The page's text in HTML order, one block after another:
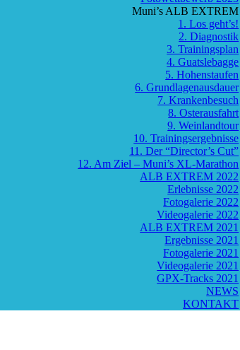
Muni’s ALB EXTREM
1. Los geht’s!
2. Diagnostik
3. Trainingsplan
4. Guatslebagge
5. Hohenstaufen
6. Grundlagenausdauer
7. Krankenbesuch
8. Osterausfahrt
9. Weinlandtour
10. Trainingsergebnisse
11. Der “Director’s Cut”
12. Am Ziel – Muni’s XL-Marathon
ALB EXTREM 2022
Erlebnisse 2022
Fotogalerie 2022
Videogalerie 2022
ALB EXTREM 2021
Ergebnisse 2021
Fotogalerie 2021
Videogalerie 2021
GPX-Tracks 2021
NEWS
KONTAKT